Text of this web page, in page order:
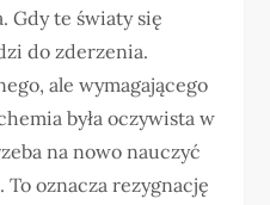
Gdy te światy się
do zderzenia.
ale wymagającego
była oczywista w
na nowo nauczyć
oznacza rezygnację